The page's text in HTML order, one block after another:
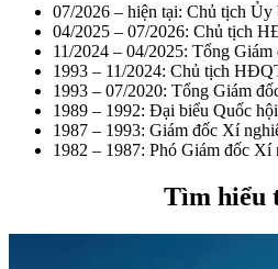
07/2026 – hiện tại: Chủ tịch Ủy
04/2025 – 07/2026: Chủ tịch
11/2024 – 04/2025: Tổng Giám
1993 – 11/2024: Chủ tịch
1993 – 07/2020: Tổng Giám
1989 – 1992: Đại biểu Quốc
1987 – 1993: Giám đốc Xí
1982 – 1987: Phó Giám đốc
Tìm hiểu